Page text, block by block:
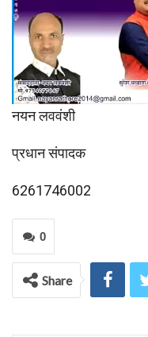
नयन लववंशी
प्रधान संपादक
6261746002
0
Share